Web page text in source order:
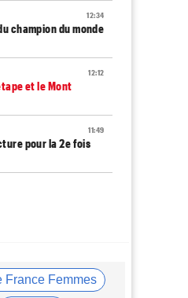
12:34
champion du monde
12:12
et le Mont
11:49
pour la 2e fois
10:56
France Femmes